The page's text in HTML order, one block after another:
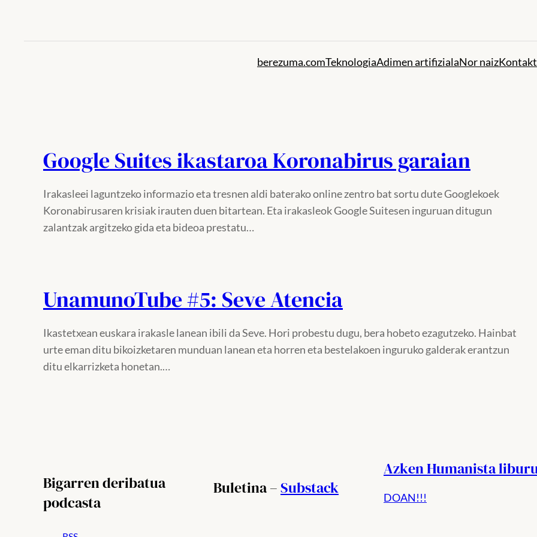
berezuma.comTeknologiaAdimen artifizialaNor naiz
Google Suites ikastaroa Koronabirus garaian
Irakasleei laguntzeko informazio eta tresnen aldi baterako online zentro bat sortu dute Googlekoek
Koronabirusaren krisiak irauten duen bitartean. Eta irakasleok Google Suitesen inguruan ditugun
zalantzak argitzeko gida eta bideoa prestatu…
UnamunoTube #5: Seve Atencia
Ikastetxean euskara irakasle lanean ibili da Seve. Hori probestu dugu, bera hobeto ezagutzeko. Hainbat
urte eman ditu bikoizketaren munduan lanean eta horren eta bestelakoen inguruko galderak erantzun
ditu elkarrizketa honetan.…
Bigarren deribatua
podcasta
Buletina –Substack
Azken Humanista
DOAN!!!